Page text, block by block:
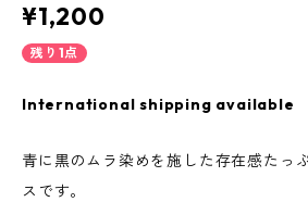
¥1,200
残り1点
International shipping available
青に黒のムラ染めを施した存在感たっ
スです。